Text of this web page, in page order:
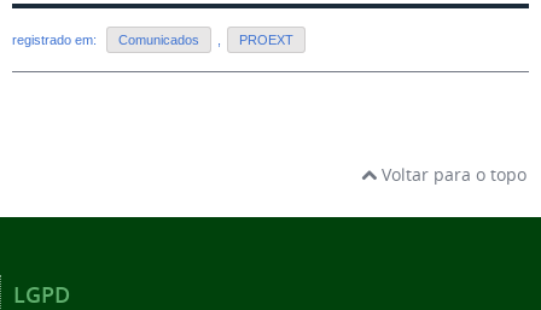
registrado em: Comunicados PROEXT
Voltar para o topo
LGPD